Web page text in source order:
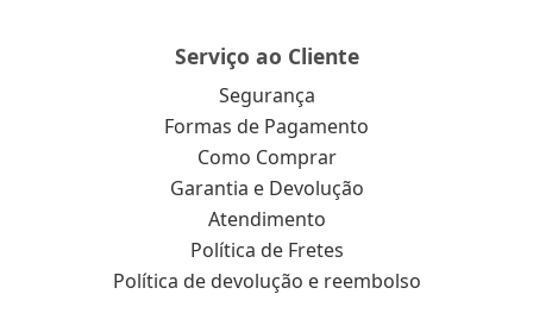
Serviço ao Cliente
Segurança
Formas de Pagamento
Como Comprar
Garantia e Devolução
Atendimento
Política de Fretes
Política de devolução e reembolso